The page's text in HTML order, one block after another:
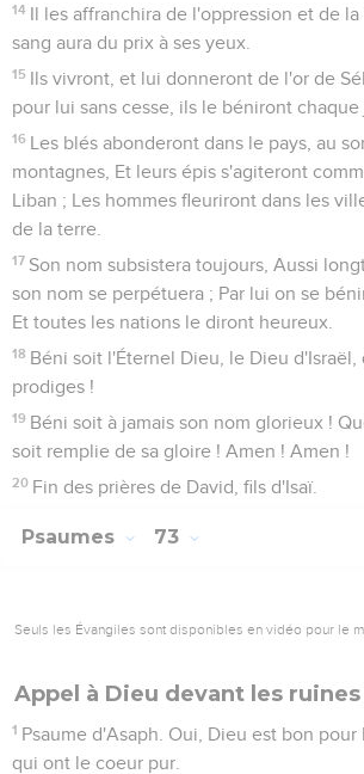
14 Il les affranchira de l'oppression et de
sang aura du prix à ses yeux.
15 Ils vivront, et lui donneront de l'or de
pour lui sans cesse, ils le béniront chaque
16 Les blés abonderont dans le pays, au
montagnes, Et leurs épis s'agiteront
Liban ; Les hommes fleuriront dans les
de la terre.
17 Son nom subsistera toujours, Aussi
son nom se perpétuera ; Par lui on se
Et toutes les nations le diront heureux.
18 Béni soit l'Éternel Dieu, le Dieu d'Israël,
prodiges !
19 Béni soit à jamais son nom glorieux !
soit remplie de sa gloire ! Amen ! Amen !
20 Fin des prières de David, fils d'Isaï.
Psaumes 73
Seuls les Évangiles sont disponibles en vidéo pour le
Appel à Dieu devant les
1 Psaume d'Asaph. Oui, Dieu est bon pour
qui ont le coeur pur.